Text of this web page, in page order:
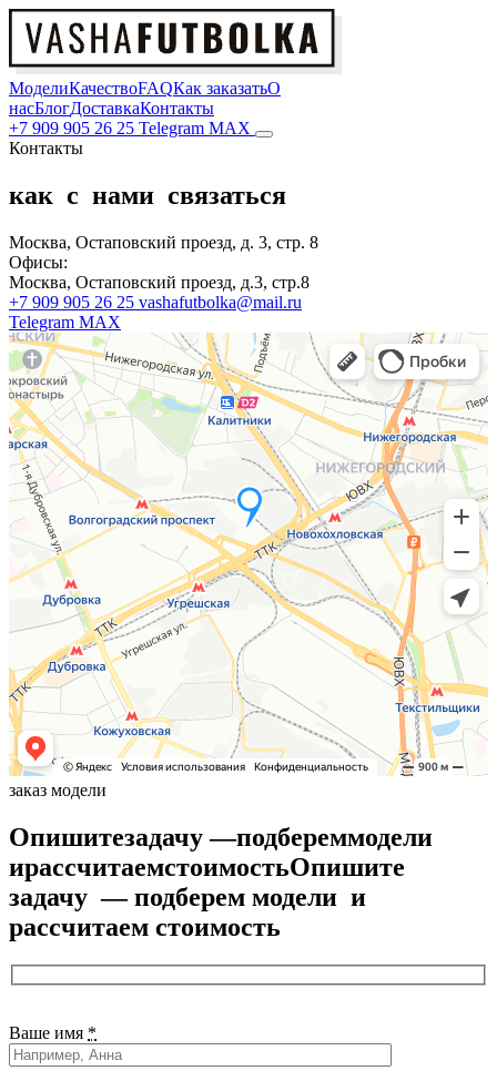
МоделиКачествоFAQКак заказатьО
насБлогДоставкаКонтакты
+7 909 905 26 25 Telegram MAX
Контакты
как с нами связаться
Москва, Остаповский проезд, д. 3, стр. 8
Офисы:
Москва, Остаповский проезд, д.3, стр.8
+7 909 905 26 25 vashafutbolka@mail.ru
Telegram MAX
заказ модели
Опишитезадачу —подбереммодели
ирассчитаемстоимостьОпишите
задачу — подберем модели и
рассчитаем стоимость
Ваше имя *